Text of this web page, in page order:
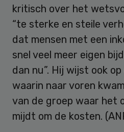
kritisch over het
“te sterke en steile
dat mensen met een
snel veel meer eigen
dan nu”. Hij wijst ook
waarin naar voren
van de groep waar het
mijdt om de kosten.